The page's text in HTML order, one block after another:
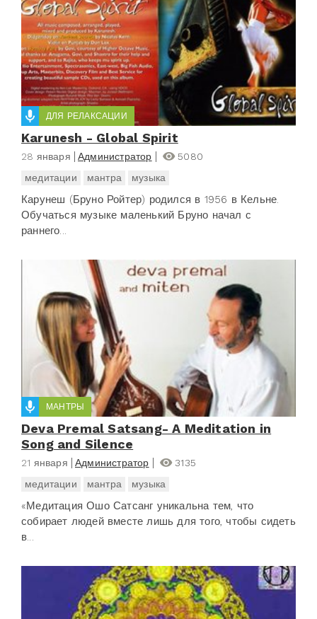
ДЛЯ РЕЛАКСАЦИИ
Karunesh - Global Spirit
28 января Администратор
5080
медитации
мантра музыка
Карунеш (Бруно Ройтер) родился в 1956 в Кельне.
Обучаться музыке маленький Бруно начал с
раннего...
МАНТРЫ
Deva Premal Satsang- A Meditation in
Song and Silence
21 января Администратор
3135
медитации
мантра музыка
«Медитация Ошо Сатсанг уникальна тем, что
собирает людей вместе лишь для того, чтобы сидеть
в...